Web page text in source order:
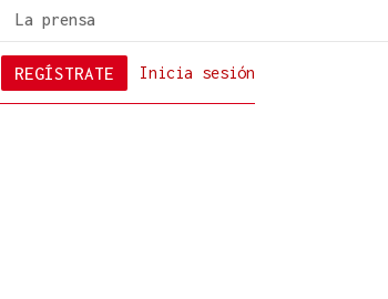
La prensa
Inicia sesión
REGÍSTRATE